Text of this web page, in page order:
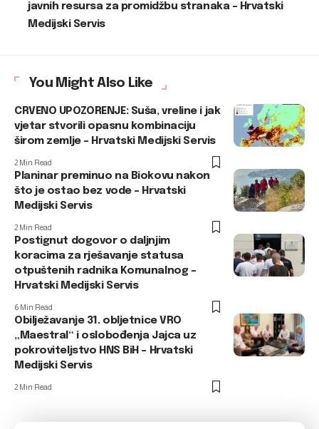
javnih resursa za promidžbu stranaka – Hrvatski
Medijski Servis
You Might Also Like
CRVENO UPOZORENJE: Suša, vreline i jak
vjetar stvorili opasnu kombinaciju
širom zemlje – Hrvatski Medijski Servis
2 Min Read
Planinar preminuo na Biokovu nakon
što je ostao bez vode – Hrvatski
Medijski Servis
2 Min Read
Postignut dogovor o daljnjim
koracima za rješavanje statusa
otpuštenih radnika Komunalnog –
Hrvatski Medijski Servis
6 Min Read
Obilježavanje 31. obljetnice VRO
„Maestral“ i oslobođenja Jajca uz
pokroviteljstvo HNS BiH – Hrvatski
Medijski Servis
2 Min Read